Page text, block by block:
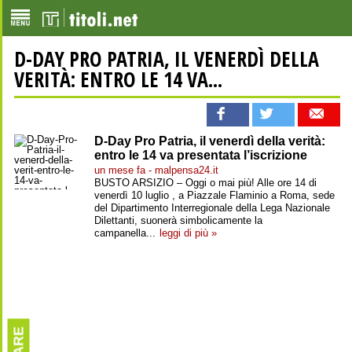
D-DAY PRO PATRIA, IL VENERDÌ DELLA
VERITÀ: ENTRO LE 14 VA...
D-Day Pro Patria, il venerdì della verità:
entro le 14 va presentata l’iscrizione
un mese fa - malpensa24.it
BUSTO ARSIZIO – Oggi o mai più! Alle ore 14 di
venerdì 10 luglio , a Piazzale Flaminio a Roma, sede
del Dipartimento Interregionale della Lega Nazionale
Dilettanti, suonerà simbolicamente la
campanella... leggi di più »